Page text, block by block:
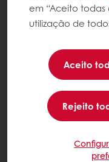
em “Aceito
utilização de
Aceito
Rejeito